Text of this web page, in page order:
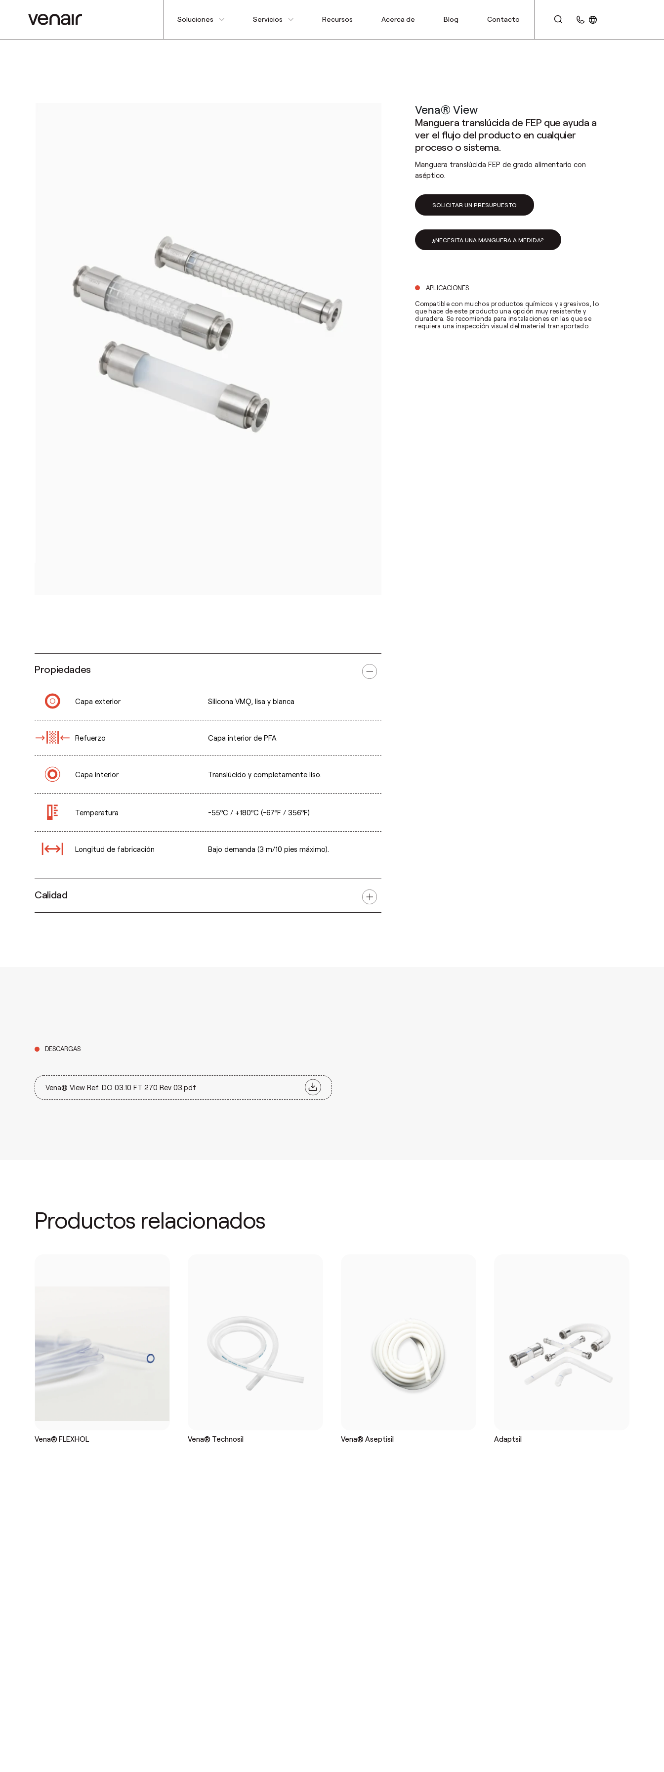
Soluciones Servicios Recursos Acerca de Blog Contacto
Vena® View
Manguera translúcida de FEP que ayuda a
ver el flujo del producto en cualquier
proceso o sistema.
Manguera translúcida FEP de grado alimentario con
aséptico.
SOLICITAR UN PRESUPUESTO
¿NECESITA UNA MANGUERA A MEDIDA?
APLICACIONES
Compatible con muchos productos químicos y agresivos, lo
que hace de este producto una opción muy resistente y
duradera. Se recomienda para instalaciones en las que se
requiera una inspección visual del material transportado.
Propiedades
Capa exterior Silicona VMQ, lisa y blanca
Refuerzo Capa interior de PFA
Capa interior Translúcido y completamente liso.
Temperatura -55ºC / +180ºC (-67ºF / 356ºF)
Longitud de fabricación Bajo demanda (3 m/10 pies máximo).
Calidad
DESCARGAS
Vena® View Ref. DO 03.10 FT 270 Rev 03.pdf
Productos relacionados
Vena® FLEXHOL Vena® Technosil Vena® Aseptisil Adaptsil